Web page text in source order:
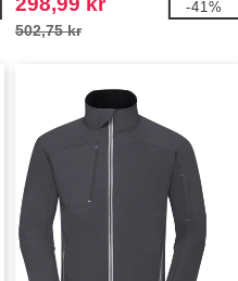
502,75 kr
-41%